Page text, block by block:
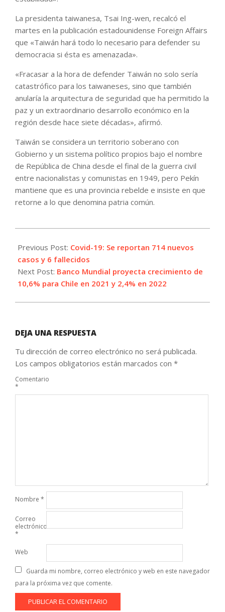
La presidenta taiwanesa, Tsai Ing-wen, recalcó el
martes en la publicación estadounidense Foreign Affairs
que «Taiwán hará todo lo necesario para defender su
democracia si ésta es amenazada».
«Fracasar a la hora de defender Taiwán no solo sería
catastrófico para los taiwaneses, sino que también
anularía la arquitectura de seguridad que ha permitido la
paz y un extraordinario desarrollo económico en la
región desde hace siete décadas», afirmó.
Taiwán se considera un territorio soberano con
Gobierno y un sistema político propios bajo el nombre
de República de China desde el final de la guerra civil
entre nacionalistas y comunistas en 1949, pero Pekín
mantiene que es una provincia rebelde e insiste en que
retorne a lo que denomina patria común.
10-
06
Previous Post: Covid-19: Se reportan 714 nuevos
casos y 6 fallecidos
Next Post: Banco Mundial proyecta crecimiento de
10,6% para Chile en 2021 y 2,4% en 2022
DEJA UNA RESPUESTA
Tu dirección de correo electrónico no será publicada.
Los campos obligatorios están marcados con *
Comentario
*
Nombre *
Correo
electrónico
*
Web
Guarda mi nombre, correo electrónico y web en este navegador
para la próxima vez que comente.